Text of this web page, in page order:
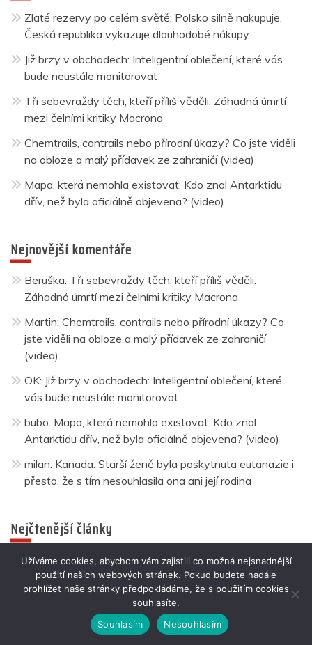
Zlaté rezervy po celém světě: Polsko silně nakupuje,
Česká republika vykazuje dlouhodobé nákupy
Již brzy v obchodech: Inteligentní oblečení, které vás
bude neustále monitorovat
Tři sebevraždy těch, kteří příliš věděli: Záhadná úmrtí
mezi čelními kritiky Macrona
Chemtrails, contrails nebo přírodní úkazy? Co jste viděli
na obloze a malý přídavek ze zahraničí (videa)
Mapa, která nemohla existovat: Kdo znal Antarktidu
dřív, než byla oficiálně objevena? (video)
Nejnovější komentáře
Beruška: Tři sebevraždy těch, kteří příliš věděli:
Záhadná úmrtí mezi čelními kritiky Macrona
Martin: Chemtrails, contrails nebo přírodní úkazy? Co
jste viděli na obloze a malý přídavek ze zahraničí
(videa)
OK: Již brzy v obchodech: Inteligentní oblečení, které
vás bude neustále monitorovat
bubo: Mapa, která nemohla existovat: Kdo znal
Antarktidu dřív, než byla oficiálně objevena? (video)
milan: Kanada: Starší ženě byla poskytnuta eutanazie i
přesto, že s tím nesouhlasila ona ani její rodina
Nejčtenější články
Užíváme cookies, abychom vám zajistili co možná nejsnadnější
použití našich webových stránek. Pokud budete nadále
prohlížet naše stránky předpokládáme, že s použitím cookies
souhlasíte.
Souhlasím
Nesouhlasím